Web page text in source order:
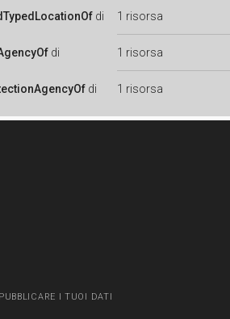
di 1 risorsa
di 1 risorsa
di 1 risorsa
I TUOI DATI